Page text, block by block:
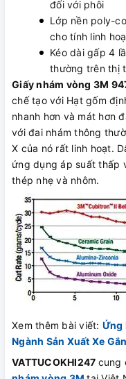
đối với phôi
Lớp nền poly-
cho tính linh
Kéo dài gấp 4
thường trên thị
Giấy nhám vòng 3M
chế tạo với Hạt gốm
nhanh hơn và mát hơn
với đai nhám thông
X của nó rất linh hoạt.
ứng dụng áp suất thấp
thép nhẹ và nhôm.
Xem thêm bài viết: Ứng
Ngành Sản Xuất Xe
VATTUCOKHI247 cung